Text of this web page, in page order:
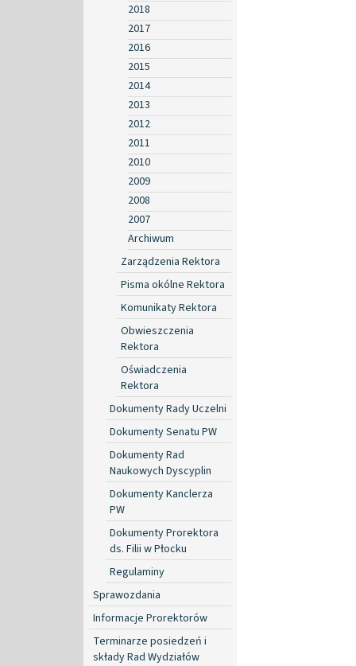
2018
2017
2016
2015
2014
2013
2012
2011
2010
2009
2008
2007
Archiwum
Zarządzenia Rektora
Pisma okólne Rektora
Komunikaty Rektora
Obwieszczenia
Rektora
Oświadczenia
Rektora
Dokumenty Rady Uczelni
Dokumenty Senatu PW
Dokumenty Rad
Naukowych Dyscyplin
Dokumenty Kanclerza
PW
Dokumenty Prorektora
ds. Filii w Płocku
Regulaminy
Sprawozdania
Informacje Prorektorów
Terminarze posiedzeń i
składy Rad Wydziałów